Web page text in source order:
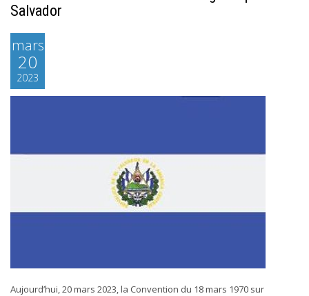
Salvador
mars
20
2023
Aujourd’hui, 20 mars 2023, la Convention du 18 mars 1970 sur